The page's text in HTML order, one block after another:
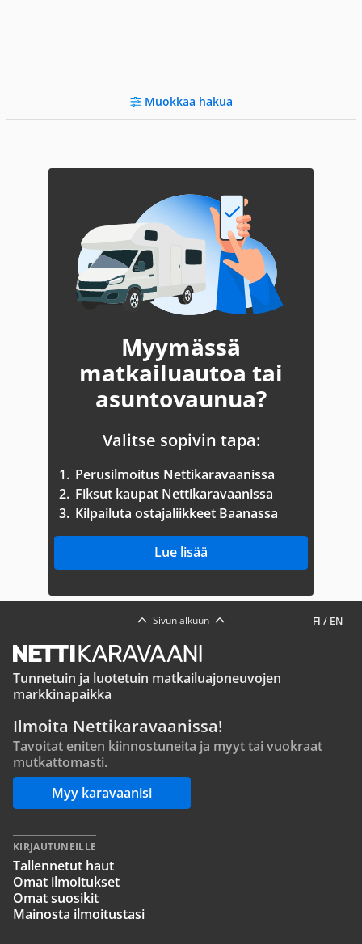
Muokkaa hakua
Myymässä
matkailuautoa tai
asuntovaunua?
Valitse sopivin tapa:
1. Perusilmoitus Nettikaravaanissa
2. Fiksut kaupat Nettikaravaanissa
3. Kilpailuta ostajaliikkeet Baanassa
Lue lisää
FI / EN
Sivun alkuun
Tunnetuin ja luotetuin matkailuajoneuvojen
markkinapaikka
Ilmoita Nettikaravaanissa!
Tavoitat eniten kiinnostuneita ja myyt tai vuokraat
mutkattomasti.
Myy karavaanisi
KIRJAUTUNEILLE
Tallennetut haut
Omat ilmoitukset
Omat suosikit
Mainosta ilmoitustasi